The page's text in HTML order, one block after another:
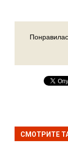
СМОТРИТЕ